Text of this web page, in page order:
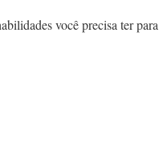
você precisa ter para